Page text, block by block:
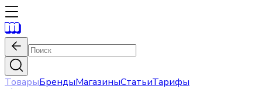
ТоварыБрендыМагазиныСтатьиТарифы